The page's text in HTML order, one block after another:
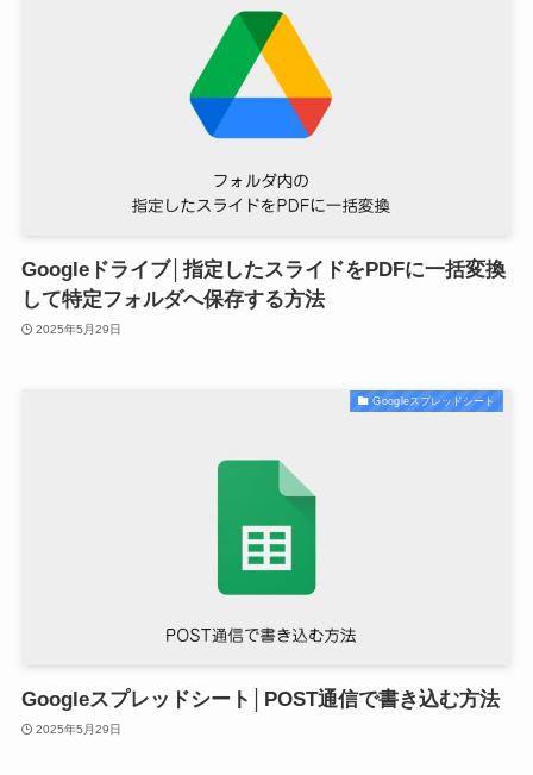
Googleドライブ│指定したスライドをPDFに一括変換
して特定フォルダへ保存する方法
2025年5月29日
Googleスプレッドシート
Googleスプレッドシート│POST通信で書き込む方法
2025年5月29日